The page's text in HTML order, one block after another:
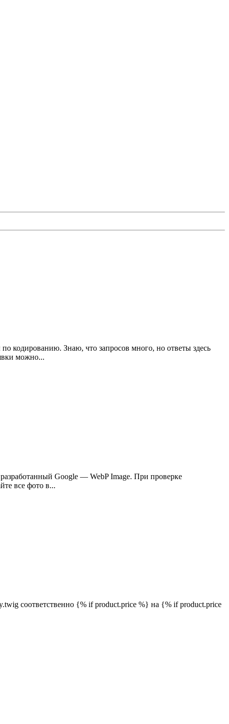
кодированию. Знаю, что запросов много, но ответы здесь
можно...
Google — WebP Image. При проверке
все фото в...
соответственно {% if product.price %} на {% if product.price